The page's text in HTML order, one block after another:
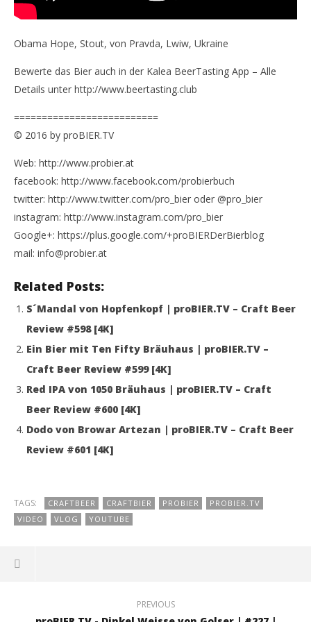
Obama Hope, Stout, von Pravda, Lwiw, Ukraine
Bewerte das Bier auch in der Kalea BeerTasting App – Alle
Details unter http://www.beertasting.club
==========================
© 2016 by proBIER.TV
Web: http://www.probier.at
facebook: http://www.facebook.com/probierbuch
twitter: http://www.twitter.com/pro_bier oder @pro_bier
instagram: http://www.instagram.com/pro_bier
Google+: https://plus.google.com/+proBIERDerBierblog
mail: info@probier.at
Related Posts:
S´Mandal von Hopfenkopf | proBIER.TV – Craft Beer
Review #598 [4K]
Ein Bier mit Ten Fifty Bräuhaus | proBIER.TV –
Craft Beer Review #599 [4K]
Red IPA von 1050 Bräuhaus | proBIER.TV – Craft
Beer Review #600 [4K]
Dodo von Browar Artezan | proBIER.TV – Craft Beer
Review #601 [4K]
TAGS: CRAFTBEER CRAFTBIER PROBIER
PROBIER.TV
VIDEO
VLOG YOUTUBE
PREVIOUS